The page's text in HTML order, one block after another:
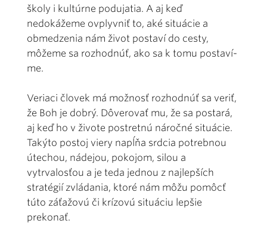
školy i kultúrne podujatia. A aj keď
nedokážeme ovplyvniť to, aké situácie a
obmedzenia nám život postaví do cesty,
môžeme sa rozhodnúť, ako sa k tomu postaví­
me.
Veriaci človek má možnosť rozhodnúť sa veriť,
že Boh je dobrý. Dô­verovať mu, že sa postará,
aj keď ho v živote postretnú náročné situácie.
Takýto postoj viery napĺňa srdcia potrebnou
útechou, nádejou, pokojom, silou a
vytrvalosťou a je teda jednou z najlepších
stratégií zvládania, ktoré nám môžu pomôcť
túto záťažovú či krízovú situáciu lepšie
prekonať.